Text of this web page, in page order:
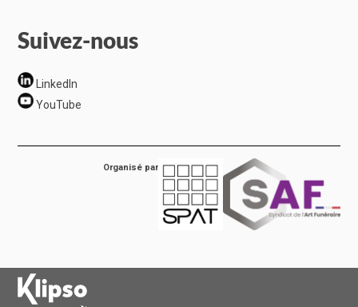
Suivez-nous
LinkedIn
YouTube
Organisé par